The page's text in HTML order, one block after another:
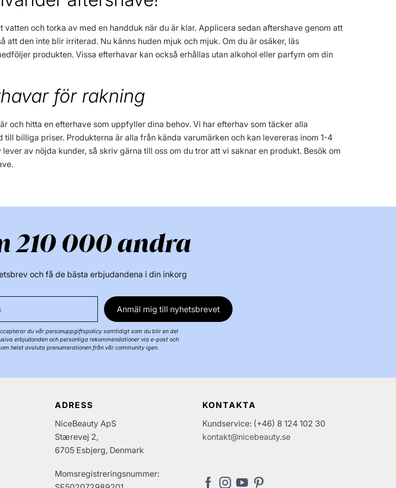
vatten och torka av med en handduk när du är klar. Applicera sedan aftershave genom att
att den inte blir irriterad. Nu känns huden mjuk och mjuk. Om du är osäker, läs
produkten. Vissa efterhavar kan också erhållas utan alkohol eller parfym om din
för rakning
och hitta en efterhave som uppfyller dina behov. Vi har efterhav som täcker alla
till billiga priser. Produkterna är alla från kända varumärken och kan levereras inom 1-4
av nöjda kunder, så skriv gärna till oss om du tror att vi saknar en produkt. Besök om
210 000 andra
och få de bästa erbjudandena i din inkorg
Anmäl mig till nyhetsbrevet
du vår personuppgiftspolicy samtidigt som du blir en del
erbjudanden och personliga rekommendationer via e-post och
helst avsluta prenumerationen från vår community igen.
ADRESS
NiceBeauty ApS
Stærevej 2,
6705 Esbjerg, Denmark
Momsregistreringsnummer:
KONTAKTA
Kundservice: (+46) 8 124 102 30
kontakt@nicebeauty.se